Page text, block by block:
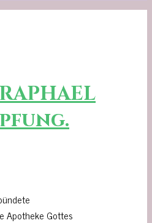
Apotheke Gottes